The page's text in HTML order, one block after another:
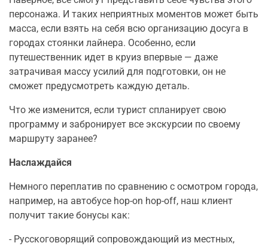
персонажа. И таких неприятных моментов может быть
масса, если взять на себя всю организацию досуга в
городах стоянки лайнера. Особенно, если
путешественник идет в круиз впервые — даже
затрачивая массу усилий для подготовки, он не
сможет предусмотреть каждую деталь.
Что же изменится, если турист спланирует свою
программу и забронирует все экскурсии по своему
маршруту заранее?
Наслаждайся
Немного переплатив по сравнению с осмотром города,
например, на автобусе hop-on hop-off, наш клиент
получит такие бонусы как:
- Русскоговорящий сопровождающий из местных,